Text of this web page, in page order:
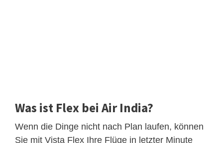
Was ist Flex bei Air India?
Wenn die Dinge nicht nach Plan laufen, können
Sie mit Vista Flex Ihre Flüge in letzter Minute